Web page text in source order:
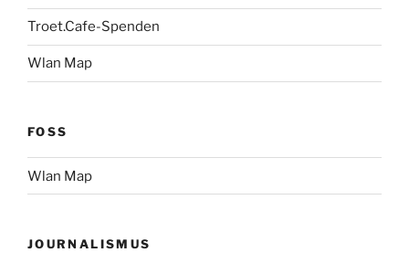
Troet.Cafe-Spenden
Wlan Map
FOSS
Wlan Map
JOURNALISMUS